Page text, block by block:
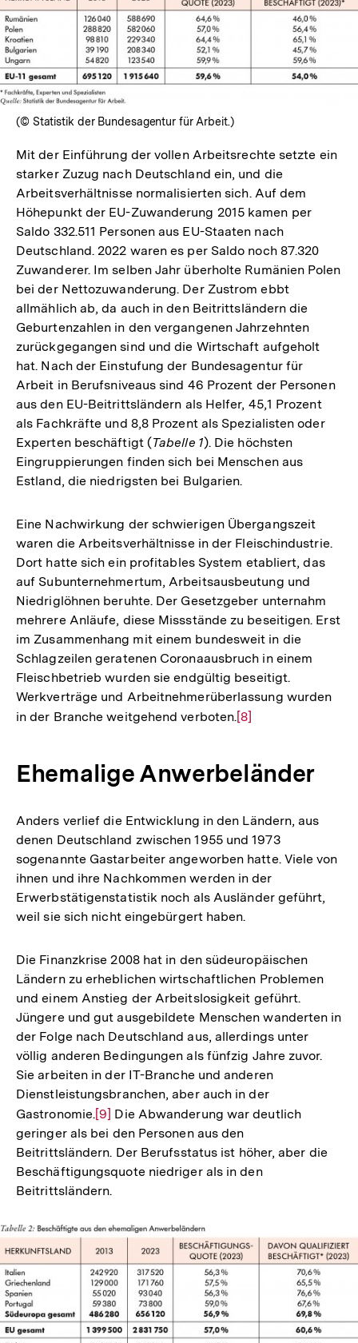
Lightbox
öffnen
(© Statistik der Bundesagentur für Arbeit.)
Mit der Einführung der vollen Arbeitsrechte setzte ein
starker Zuzug nach Deutschland ein, und die
Arbeitsverhältnisse normalisierten sich. Auf dem
Höhepunkt der EU-Zuwanderung 2015 kamen per
Saldo 332.511 Personen aus EU-Staaten nach
Deutschland. 2022 waren es per Saldo noch 87.320
Zuwanderer. Im selben Jahr überholte Rumänien Polen
bei der Nettozuwanderung. Der Zustrom ebbt
allmählich ab, da auch in den Beitrittsländern die
Geburtenzahlen in den vergangenen Jahrzehnten
zurückgegangen sind und die Wirtschaft aufgeholt
hat. Nach der Einstufung der Bundesagentur für
Arbeit in Berufsniveaus sind 46 Prozent der Personen
aus den EU-Beitrittsländern als Helfer, 45,1 Prozent
als Fachkräfte und 8,8 Prozent als Spezialisten oder
Experten beschäftigt (Tabelle 1). Die höchsten
Eingruppierungen finden sich bei Menschen aus
Estland, die niedrigsten bei Bulgarien.
Eine Nachwirkung der schwierigen Übergangszeit
waren die Arbeitsverhältnisse in der Fleischindustrie.
Dort hatte sich ein profitables System etabliert, das
auf Subunternehmertum, Arbeitsausbeutung und
Niedriglöhnen beruhte. Der Gesetzgeber unternahm
mehrere Anläufe, diese Missstände zu beseitigen. Erst
im Zusammenhang mit einem bundesweit in die
Schlagzeilen geratenen Coronaausbruch in einem
Fleischbetrieb wurden sie endgültig beseitigt.
Werkverträge und Arbeitnehmerüberlassung wurden
in der Branche weitgehend verboten.Zur
Fußnote
[8]
Ehemalige Anwerbeländer
Anders verlief die Entwicklung in den Ländern, aus
denen Deutschland zwischen 1955 und 1973
sogenannte Gastarbeiter angeworben hatte. Viele von
ihnen und ihre Nachkommen werden in der
Erwerbstätigenstatistik noch als Ausländer geführt,
weil sie sich nicht eingebürgert haben.
Die Finanzkrise 2008 hat in den südeuropäischen
Ländern zu erheblichen wirtschaftlichen Problemen
und einem Anstieg der Arbeitslosigkeit geführt.
Jüngere und gut ausgebildete Menschen wanderten in
der Folge nach Deutschland aus, allerdings unter
völlig anderen Bedingungen als fünfzig Jahre zuvor.
Sie arbeiten in der IT-Branche und anderen
Dienstleistungsbranchen, aber auch in der
Gastronomie.Zur
Auflösung
der
Fußnote
[9] Die Abwanderung war deutlich
geringer als bei den Personen aus den
Beitrittsländern. Der Berufsstatus ist höher, aber die
Beschäftigungsquote niedriger als in den
Beitrittsländern.
Lightbox